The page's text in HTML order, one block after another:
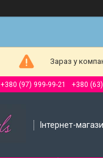
Зараз у
+380 (97) 999-99-21 +380
Інтернет-